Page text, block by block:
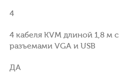
4
4 кабеля KVM длиной 1,8 м с
разъемами VGA и USB
ДА